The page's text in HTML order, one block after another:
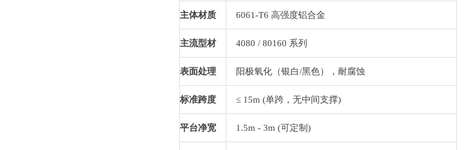
主体材质 6061-T6 高强度铝合金
主流型材 4080 / 80160 系列
表面处理 阳极氧化（银白/黑色），耐腐蚀
标准跨度 ≤ 15m (单跨，无中间支撑)
平台净宽 1.5m - 3m (可定制 )